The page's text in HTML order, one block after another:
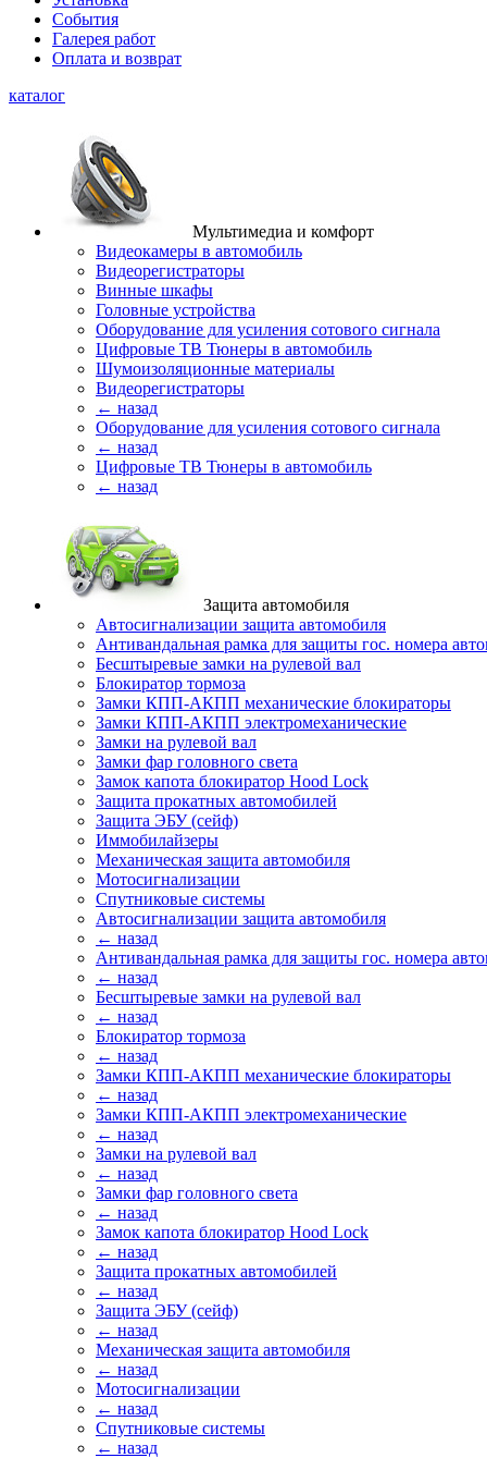
События
Галерея работ
Оплата и возврат
каталог
Мультимедиа и комфорт
Видеокамеры в автомобиль
Видеорегистраторы
Винные шкафы
Головные устройства
Оборудование для усиления сотового сигнала
Цифровые ТВ Тюнеры в автомобиль
Шумоизоляционные материалы
Видеорегистраторы
← назад
Оборудование для усиления сотового сигнала
← назад
Цифровые ТВ Тюнеры в автомобиль
← назад
Защита автомобиля
Автосигнализации защита автомобиля
Антивандальная рамка для защиты гос. номера
Бесштыревые замки на рулевой вал
Блокиратор тормоза
Замки КПП-АКПП механические блокираторы
Замки КПП-АКПП электромеханические
Замки на рулевой вал
Замки фар головного света
Замок капота блокиратор Hood Lock
Защита прокатных автомобилей
Защита ЭБУ (сейф)
Иммобилайзеры
Механическая защита автомобиля
Мотосигнализации
Спутниковые системы
Автосигнализации защита автомобиля
← назад
Антивандальная рамка для защиты гос. номера
← назад
Бесштыревые замки на рулевой вал
← назад
Блокиратор тормоза
← назад
Замки КПП-АКПП механические блокираторы
← назад
Замки КПП-АКПП электромеханические
← назад
Замки на рулевой вал
← назад
Замки фар головного света
← назад
Замок капота блокиратор Hood Lock
← назад
Защита прокатных автомобилей
← назад
Защита ЭБУ (сейф)
← назад
Механическая защита автомобиля
← назад
Мотосигнализации
← назад
Спутниковые системы
← назад